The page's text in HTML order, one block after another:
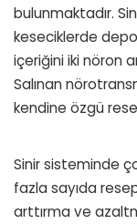
bulunmaktadır.
keseciklerde
içeriğini iki nöron
Salınan
kendine özgü
Sinir sisteminde
fazla sayıda
arttırma ve